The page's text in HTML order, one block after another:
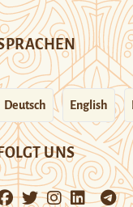
Deutsch English
UNS